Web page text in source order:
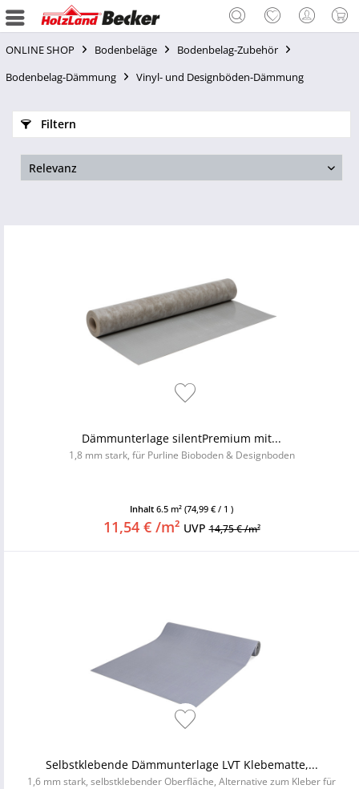
ONLINE SHOP Bodenbeläge
Bodenbelag-Zubehör
Bodenbelag-Dämmung
Vinyl- und Designböden-Dämmung
Filtern
Dämmunterlage silentPremium mit...
1,8 mm stark, für Purline Bioboden & Designboden
Inhalt 6.5 m² (74,99 € / 1 )
11,54 € /m² UVP14,75 € /m²
Selbstklebende Dämmunterlage LVT Klebematte,...
1,6 mm stark, selbstklebender Oberfläche, Alternative zum Kleber für